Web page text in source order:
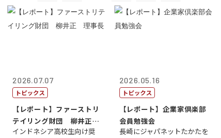
2026.07.07
トピックス
【レポート】ファーストリ
テイリング財団 柳井正
理事長
インドネシア高校生向け奨
2026.05.16
トピックス
【レポート】企業家倶楽部
会員勉強会
長崎にジャパネットたかたを